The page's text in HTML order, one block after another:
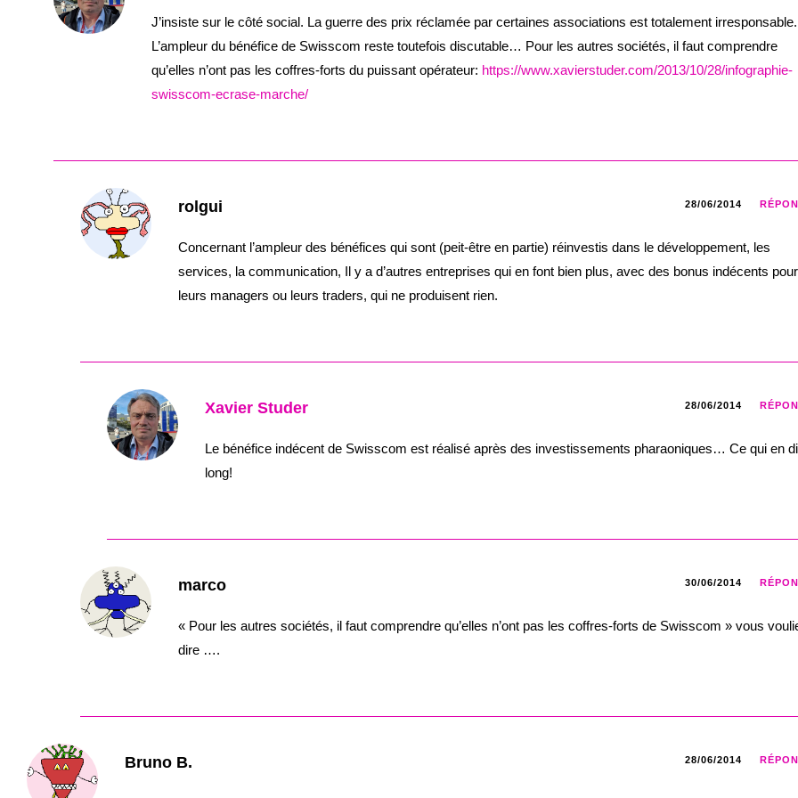
J’insiste sur le côté social. La guerre des prix réclamée par certaines associations est totalement irresponsable.
L’ampleur du bénéfice de Swisscom reste toutefois discutable… Pour les autres sociétés, il faut comprendre
qu’elles n’ont pas les coffres-forts du puissant opérateur: https://www.xavierstuder.com/2013/10/28/infographie-
swisscom-ecrase-marche/
rolgui 28/06/2014
Concernant l’ampleur des bénéfices qui sont (peit-être en partie) réinvestis dans le développement, les
services, la communication, Il y a d’autres entreprises qui en font bien plus, avec des bonus indécents pour
leurs managers ou leurs traders, qui ne produisent rien.
Xavier Studer 28/06/2014
Le bénéfice indécent de Swisscom est réalisé après des investissements pharaoniques… Ce qui en
long!
marco 30/06/2014
« Pour les autres sociétés, il faut comprendre qu’elles n’ont pas les coffres-forts de Swisscom » vous
dire ….
Bruno B. 28/06/2014